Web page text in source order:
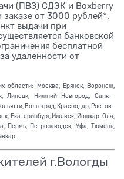
(ПВЗ) СДЭК и Boxberry
от 3000 рублей*.
выдачи при
банковской
бесплатной
удаленности от
области: Москва, Брянск, Воронеж,
Липецк, Нижний Новгород, Санкт-
Волгоград, Краснодар, Ростов-
Екатеринбург, Ижевск, Йошкар-Ола,
Пермь, Петрозаводск, Уфа, Тюмень,
г.Вологды